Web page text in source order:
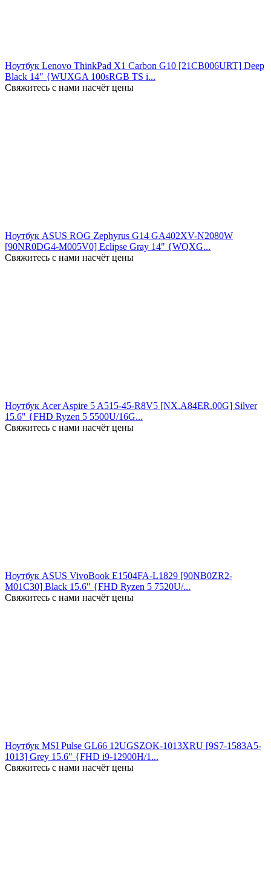
Ноутбук Lenovo ThinkPad X1 Carbon G10 [21CB006URT] Deep
Black 14" {WUXGA 100sRGB TS i...
Свяжитесь с нами насчёт цены
Ноутбук ASUS ROG Zephyrus G14 GA402XV-N2080W
[90NR0DG4-M005V0] Eclipse Gray 14" {WQXG...
Свяжитесь с нами насчёт цены
Ноутбук Acer Aspire 5 A515-45-R8V5 [NX.A84ER.00G] Silver
15.6" {FHD Ryzen 5 5500U/16G...
Свяжитесь с нами насчёт цены
Ноутбук ASUS VivoBook E1504FA-L1829 [90NB0ZR2-
M01C30] Black 15.6" {FHD Ryzen 5 7520U/...
Свяжитесь с нами насчёт цены
Ноутбук MSI Pulse GL66 12UGSZOK-1013XRU [9S7-1583A5-
1013] Grey 15.6" {FHD i9-12900H/1...
Свяжитесь с нами насчёт цены